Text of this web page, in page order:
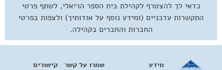
כדאי לך להצטרף לקהילת בית הספר הריאלי, לשתף פרטי
התקשרות עדכניים (ומידע נוסף על אודותיך) ולצפות בפרטי
החברות והחברים בקהילה.
מידע קישורים שמרו על קשר